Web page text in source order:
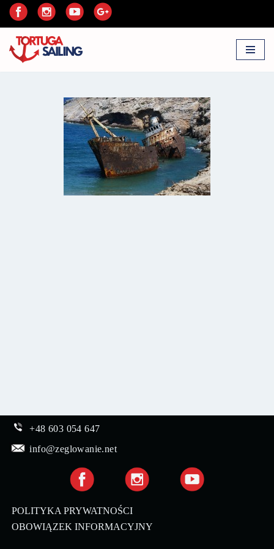
do
treści
+48 603 054 647
info@zeglowanie.net
POLITYKA PRYWATNOŚCI
OBOWIĄZEK INFORMACYJNY